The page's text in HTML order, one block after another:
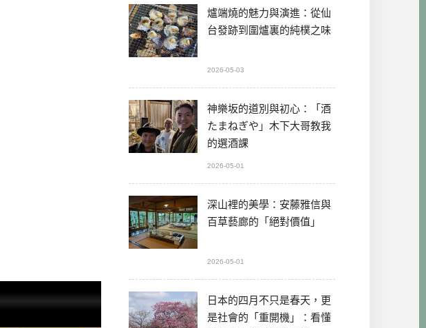
爐端燒的魅力與演進：從仙
台發跡到圍爐裏的純樸之味
2026-05-03
神樂坂的道別與初心：「酒
たまねぎや」木下大哥教我
的選酒課
2026-05-01
深山裡的美學：安藤雅信與
百草藝廊的「絕對價值」
2026-05-01
日本的四月不只是春天，更
是社會的「重開機」：看懂